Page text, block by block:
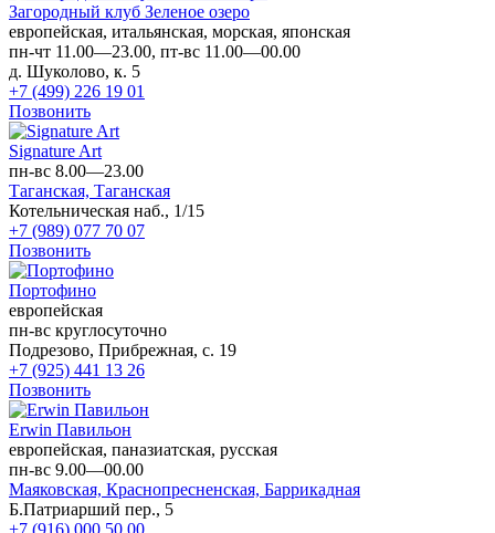
Загородный клуб Зеленое озеро
европейская, итальянская, морская, японская
пн-чт 11.00—23.00, пт-вс 11.00—00.00
д. Шуколово, к. 5
+7 (499) 226 19 01
Позвонить
Signature Art
пн-вс 8.00—23.00
Таганская, Таганская
Котельническая наб., 1/15
+7 (989) 077 70 07
Позвонить
Портофино
европейская
пн-вс круглосуточно
Подрезово, Прибрежная, с. 19
+7 (925) 441 13 26
Позвонить
Erwin Павильон
европейская, паназиатская, русская
пн-вс 9.00—00.00
Маяковская, Краснопресненская, Баррикадная
Б.Патриарший пер., 5
+7 (916) 000 50 00